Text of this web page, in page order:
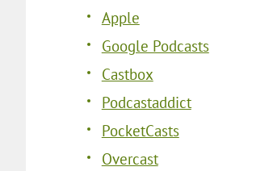
Apple
Google Podcasts
Castbox
Podcastaddict
PocketCasts
Overcast